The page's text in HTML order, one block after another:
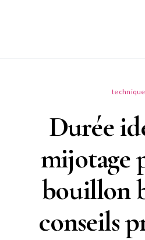
Durée
mijotage
bouillon
conseils